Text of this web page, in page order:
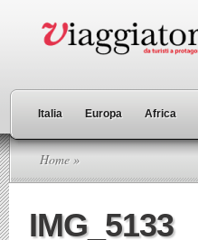
Italia Europa Africa
Home »
IMG_5133